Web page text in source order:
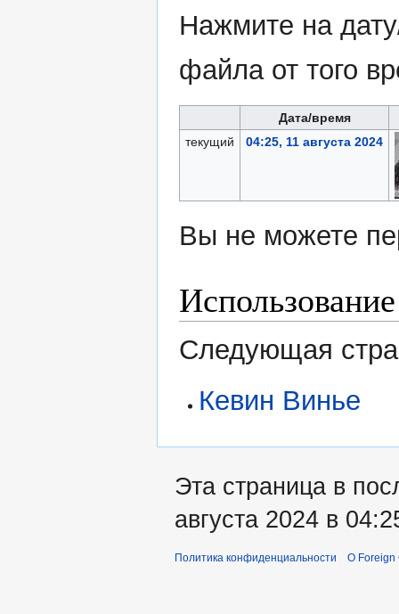
Нажмите на
файла от того
Дата/время
текущий
04:25, 11 августа 2024
Вы не можете
Следующая
Кевин Винье
Эта страница в
августа 2024 в
Политика конфиденциальности О Foreign